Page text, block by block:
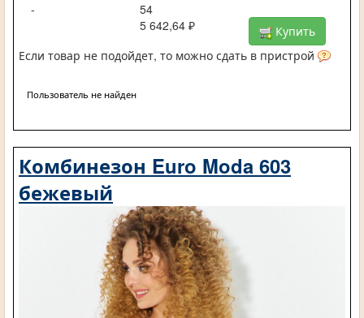
-
54
5 642,64 ₽
Купить
Если товар не подойдет, то можно сдать в пристрой
Пользователь не найден
Комбинезон Euro Moda 603
бежевый